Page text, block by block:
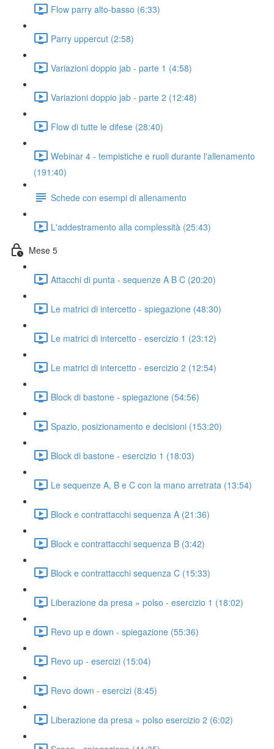
Flow parry alto-basso (6:33)
Parry uppercut (2:58)
Variazioni doppio jab - parte 1 (4:58)
Variazioni doppio jab - parte 2 (12:48)
Flow di tutte le difese (28:40)
Webinar 4 - tempistiche e ruoli durante l'allenamento
(191:40)
Schede con esempi di allenamento
L'addestramento alla complessità (25:43)
Mese 5
Attacchi di punta - sequenze A B C (20:20)
Le matrici di intercetto - spiegazione (48:30)
Le matrici di intercetto - esercizio 1 (23:12)
Le matrici di intercetto - esercizio 2 (12:54)
Block di bastone - spiegazione (54:56)
Spazio, posizionamento e decisioni (153:20)
Block di bastone - esercizio 1 (18:03)
Le sequenze A, B e C con la mano arretrata (13:54)
Block e contrattacchi sequenza A (21:36)
Block e contrattacchi sequenza B (3:42)
Block e contrattacchi sequenza C (15:33)
Liberazione da presa » polso - esercizio 1 (18:02)
Revo up e down - spiegazione (55:36)
Revo up - esercizi (15:04)
Revo down - esercizi (8:45)
Liberazione da presa » polso esercizio 2 (6:02)